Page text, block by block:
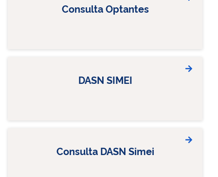
Consulta Optantes
DASN SIMEI
Consulta DASN Simei